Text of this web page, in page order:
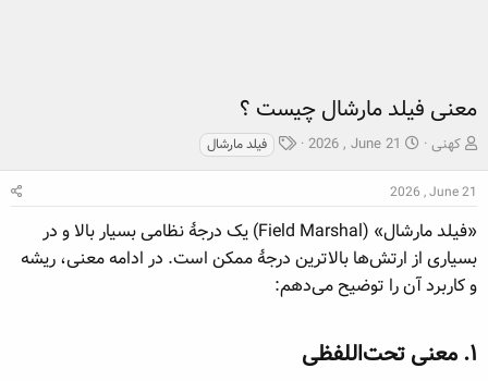
معنی فیلد مارشال چیست ؟
ش
و
ک
د
و
کهنی
ت
ر
خ
ش
ر
و
2026 , June 21
ب
پ
ه
ا
فیلد مارشال
2026 , June 21
«فیلد مارشال» (Field Marshal) یک درجهٔ نظامی بسیار بالا و در
بسیاری از ارتش‌ها بالاترین درجهٔ ممکن است. در ادامه معنی، ریشه
و کاربرد آن را توضیح می‌دهم:
۱. معنی تحت‌اللفظی​